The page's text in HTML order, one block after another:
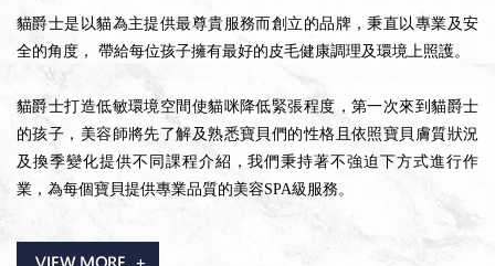
貓爵士是以貓為主提供最尊貴服務而創立的品牌，秉直以專業及安
全的角度， 帶給每位孩子擁有最好的皮毛健康調理及環境上照護。
貓爵士打造低敏環境空間使貓咪降低緊張程度，第一次來到貓爵士
的孩子，美容師將先了解及熟悉寶貝們的性格且依照寶貝膚質狀況
及換季變化提供不同課程介紹，我們秉持著不強迫下方式進行作
業，為每個寶貝提供專業品質的美容SPA級服務。